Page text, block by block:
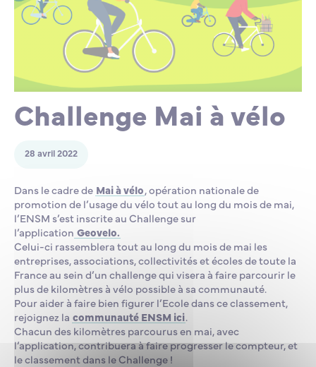
Lycée Professionnel Maritime de Bastia
Nos engagements
L’ENSM recrute
La recherche
Contacts de la Recherche à l’ENSM
L'international
Évènements internationaux
Nos partenaires
La scolarité et la vie étudiante
Bourses d’études
Faire un don
Challenge Mai à vélo
28 avril 2022
Dans le cadre de Mai à vélo, opération nationale de
promotion de l’usage du vélo tout au long du mois de mai,
l’ENSM s’est inscrite au Challenge sur
l’application Geovelo.
Celui-ci rassemblera tout au long du mois de mai les
entreprises, associations, collectivités et écoles de toute la
France au sein d’un challenge qui visera à faire parcourir le
plus de kilomètres à vélo possible à sa communauté.
Pour aider à faire bien figurer l’Ecole dans ce classement,
rejoignez la communauté ENSM ici.
Chacun des kilomètres parcourus en mai, avec
l’application, contribuera à faire progresser le compteur, et
le classement dans le Challenge !